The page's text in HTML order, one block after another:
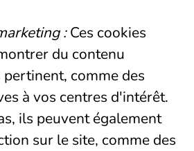
:Ces cookies
du contenu
comme des
à vos centres d'intérêt.
ils peuvent également
sur le site, comme des